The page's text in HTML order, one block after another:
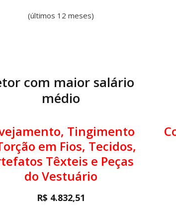
(últimos 12 meses)
com maior salário
médio
Tingimento
em Fios, Tecidos,
Têxteis e Peças
do Vestuário
R$ 4.832,51